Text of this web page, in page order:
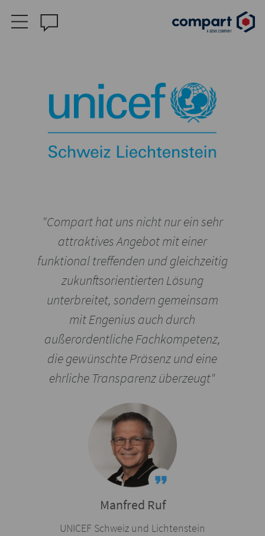
"Compart hat uns nicht nur ein sehr
attraktives Angebot mit einer
funktional treffenden und gleichzeitig
zukunftsorientierten Lösung
unterbreitet, sondern gemeinsam
mit Engenius auch durch
außerordentliche Fachkompetenz,
die gewünschte Präsenz und eine
ehrliche Transparenz überzeugt"
Manfred Ruf
UNICEF Schweiz und Lichtenstein